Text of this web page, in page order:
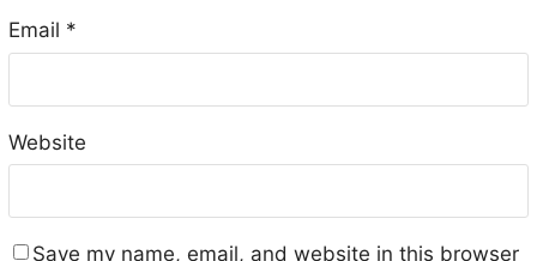
Email *
Website
Save my name, email, and website in this browser